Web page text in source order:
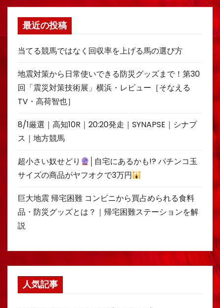
最近の投稿
当てる競馬ではなく回収率を上げる馬の選び方
地震対策から日常使いできる防災グッズまで！第30
回「震災対策技術展」横浜・レビュー［そなえる
TV・高荷智也］
8/1厳選｜高知10R｜20:20発走｜SYNAPSE｜シナプ
ス｜地方競馬
超小さい奴せどり
│自宅にあるかも!? パチンコ玉
サイズの商品がヤフオクで3万円
巨大地震 帰宅困難 コンビニから買占められる食料
品・防災グッズとは？｜帰宅困難ステーションを解
説
人気記事